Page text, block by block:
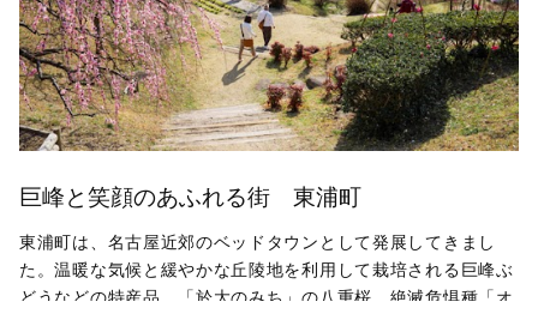
巨峰と笑顔のあふれる街 東浦町
東浦町は、名古屋近郊のベッドタウンとして発展してきまし
た。温暖な気候と緩やかな丘陵地を利用して栽培される巨峰ぶ
どうなどの特産品、「於大のみち」の八重桜、絶滅危惧種「オ